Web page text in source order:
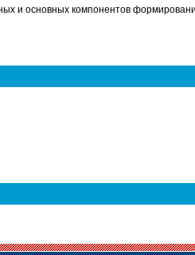
и основных компонентов